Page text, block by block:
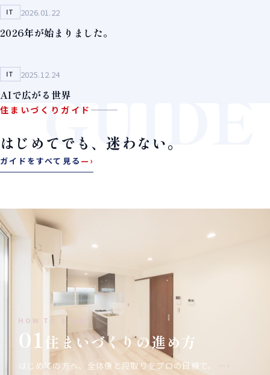
IT 2026.01.22
2026年が始まりました。
IT 2025.12.24
AIで広がる世界GUIDE
住まいづくりガイド
はじめてでも、迷わない。
ガイドをすべて見る —›
HOW TO START
01 住まいづくりの進め方
はじめての方へ、全体像と段取りをプロの目線で。 —›